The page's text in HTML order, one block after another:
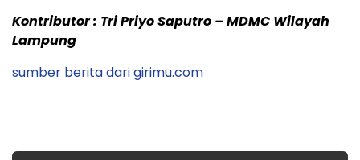
Kontributor : Tri Priyo Saputro – MDMC Wilayah
Lampung
sumber berita dari girimu.com